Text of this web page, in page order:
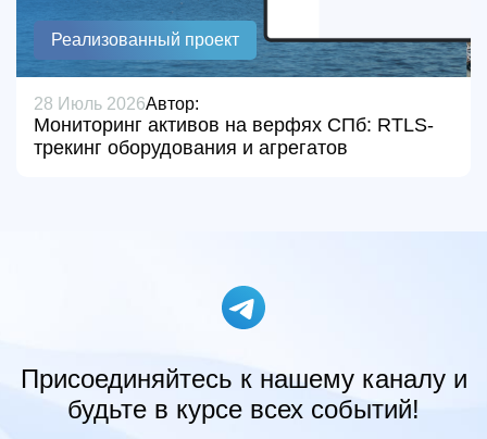
Реализованный проект
28 Июль 2026Автор:
Мониторинг активов на верфях СПб: RTLS-
трекинг оборудования и агрегатов
Присоединяйтесь к нашему каналу и
будьте в курсе всех событий!